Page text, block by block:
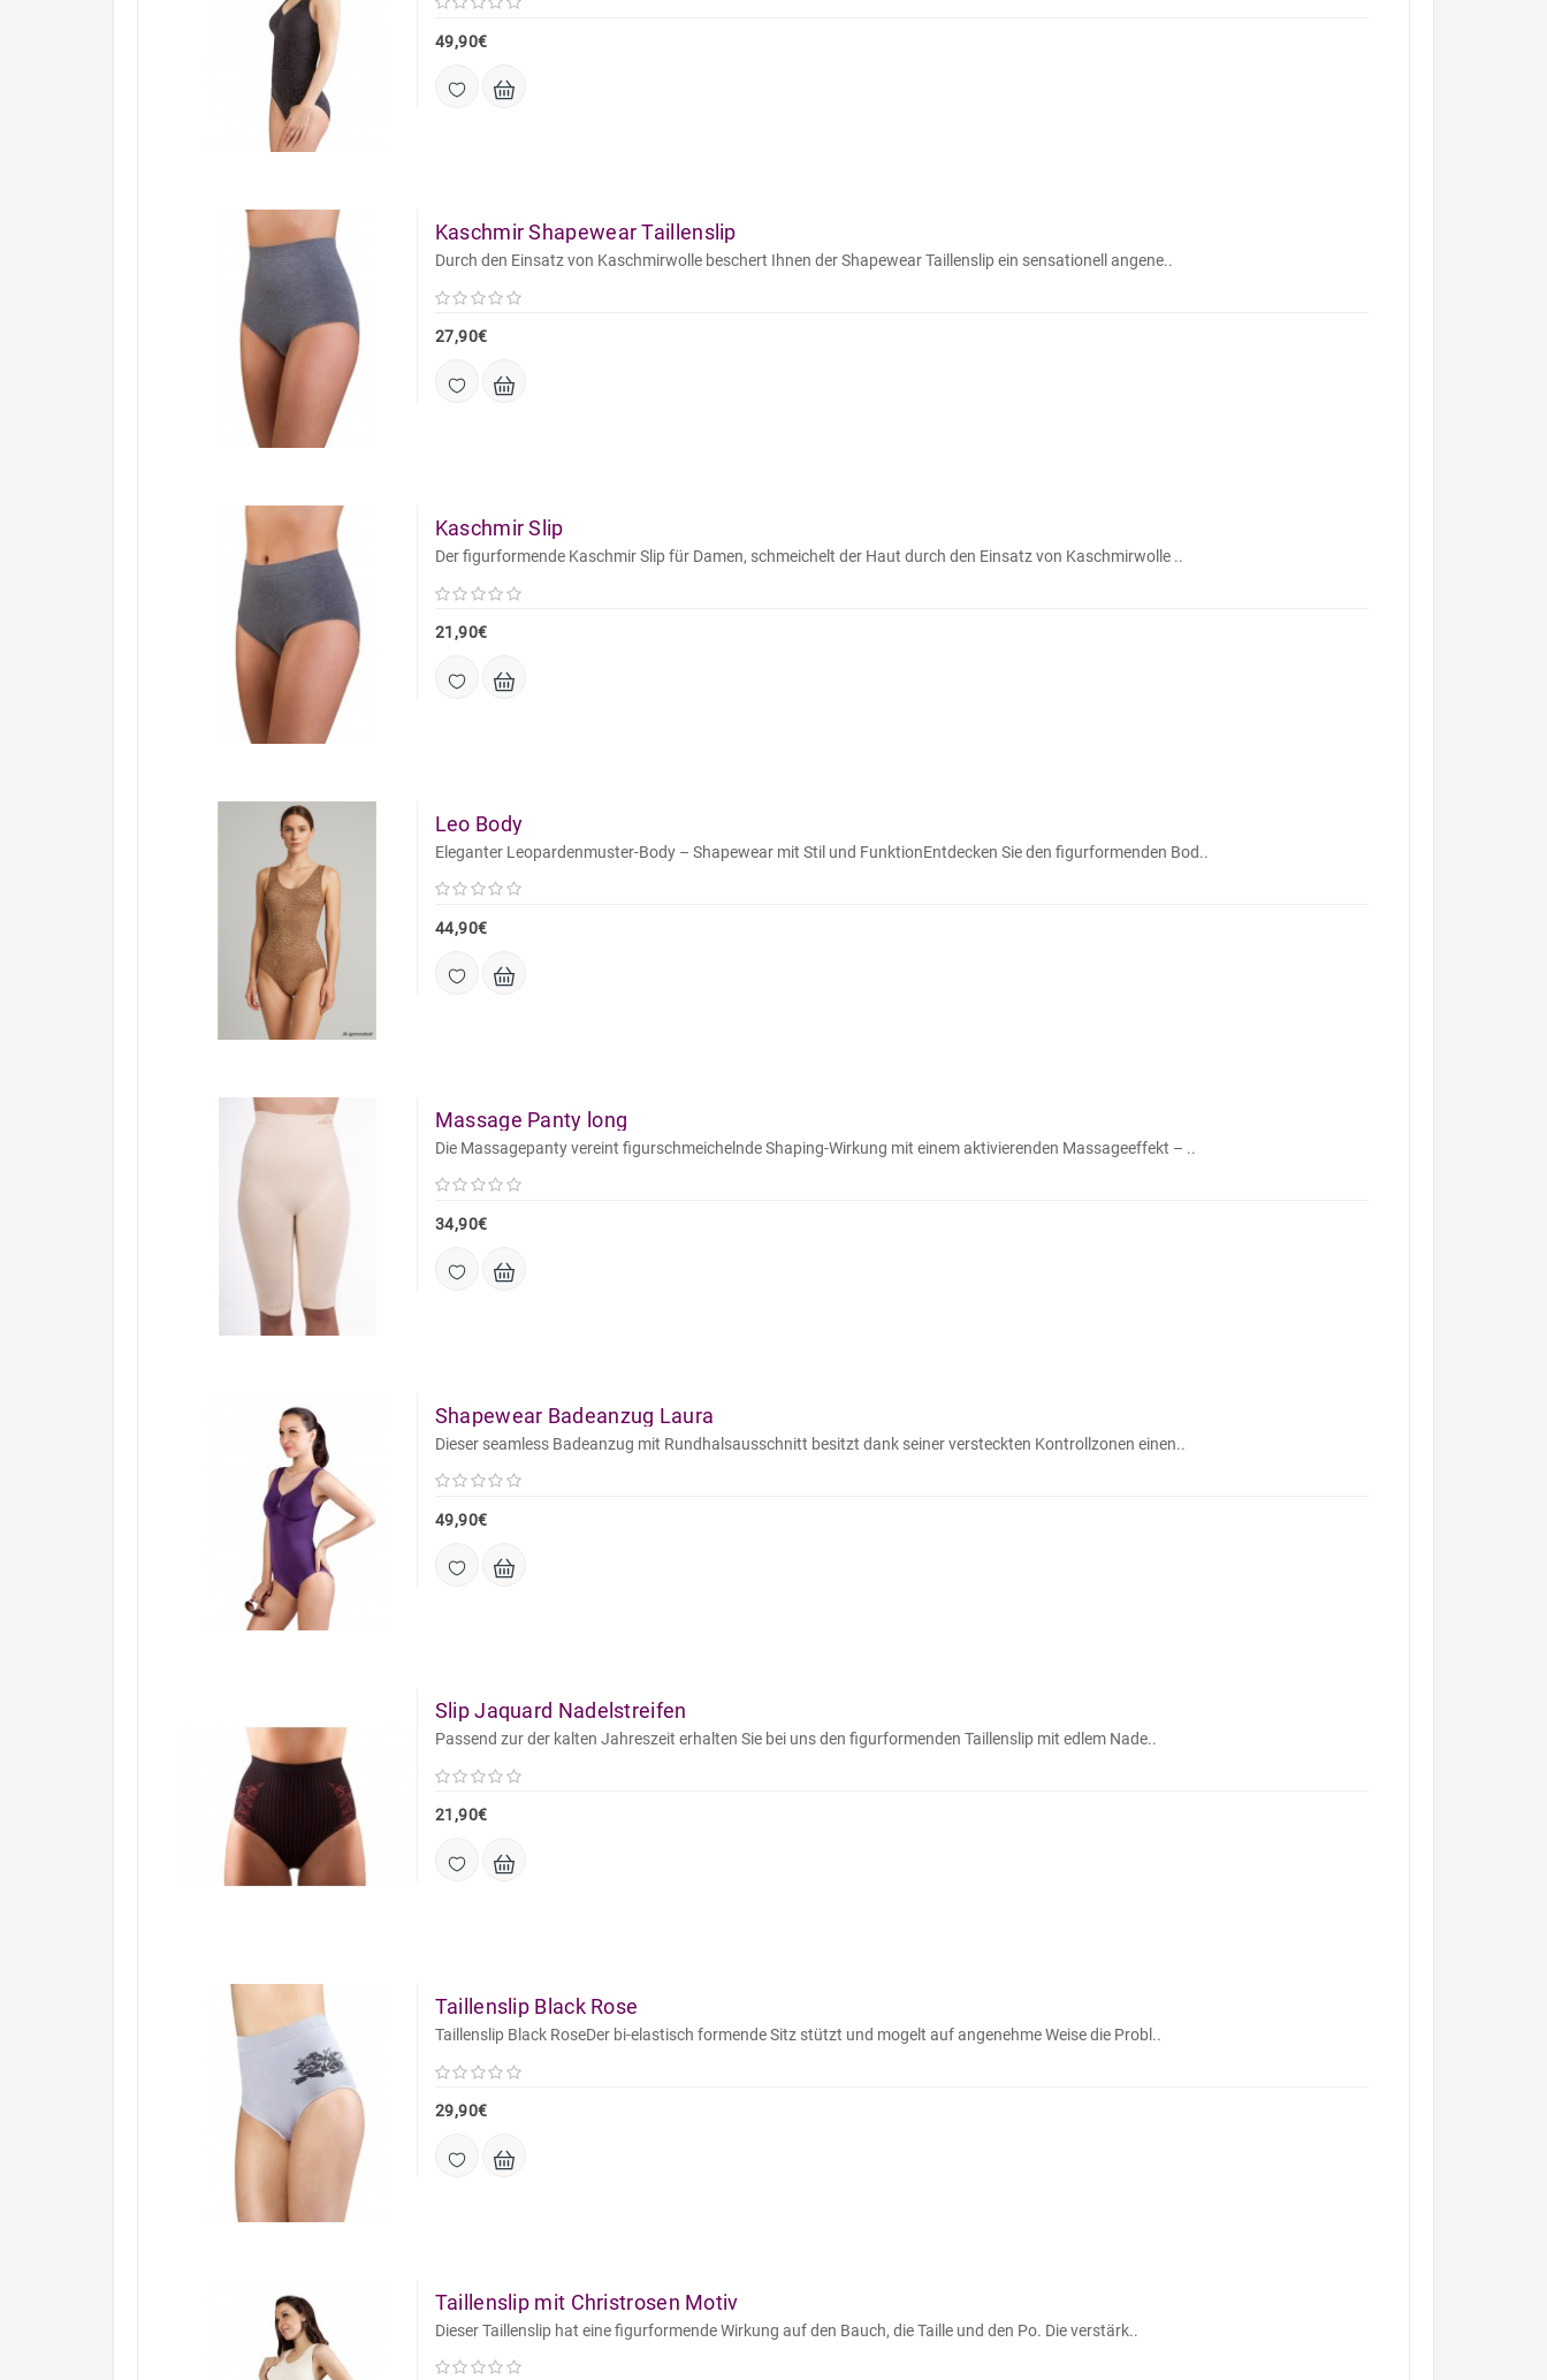
49,90€
Kaschmir Shapewear Taillenslip
Durch den Einsatz von Kaschmirwolle beschert Ihnen der Shapewear Taillenslip ein sensationell angene..
27,90€
Kaschmir Slip
Der figurformende Kaschmir Slip für Damen, schmeichelt der Haut durch den Einsatz von Kaschmirwolle ..
21,90€
Leo Body
Eleganter Leopardenmuster-Body – Shapewear mit Stil und FunktionEntdecken Sie den figurformenden Bod..
44,90€
Massage Panty long
Die Massagepanty vereint figurschmeichelnde Shaping-Wirkung mit einem aktivierenden Massageeffekt – ..
34,90€
Shapewear Badeanzug Laura
Dieser seamless Badeanzug mit Rundhalsausschnitt besitzt dank seiner versteckten Kontrollzonen einen..
49,90€
Slip Jaquard Nadelstreifen
Passend zur der kalten Jahreszeit erhalten Sie bei uns den figurformenden Taillenslip mit edlem Nade..
21,90€
Taillenslip Black Rose
Taillenslip Black RoseDer bi-elastisch formende Sitz stützt und mogelt auf angenehme Weise die Probl..
29,90€
Taillenslip mit Christrosen Motiv
Dieser Taillenslip hat eine figurformende Wirkung auf den Bauch, die Taille und den Po. Die verstärk..